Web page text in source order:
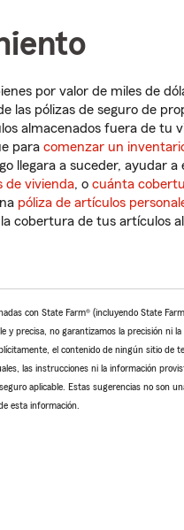
por valor de miles de
las pólizas de seguro de
almacenados fuera de tu
para comenzar un
llegara a suceder, ayudar a
de vivienda, o cuánta
póliza de artículos
cobertura de tus artículos
con State Farm® (incluyendo State
y precisa, no garantizamos la precisión ni la
el contenido de ningún sitio de
las instrucciones ni la información
aplicable. Estas sugerencias no son
esta información.